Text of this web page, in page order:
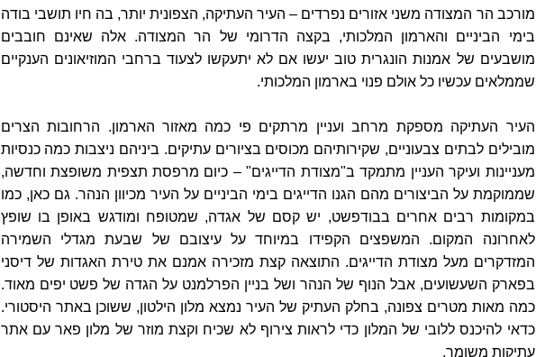
מורכב הר המצודה משני אזורים נפרדים – העיר העתיקה, הצפונית יותר, בה חיו תושבי בודה
בימי הביניים והארמון המלכותי, בקצה הדרומי של הר המצודה. אלה שאינם חובבים
מושבעים של אמנות הונגרית טוב יעשו אם לא יתעקשו לצעוד ברחבי המוזיאונים הענקיים
שממלאים עכשיו כל אולם פנוי בארמון המלכותי.
העיר העתיקה מספקת מרחב ועניין מרתקים פי כמה מאזור הארמון. הרחובות הצרים
מובילים לבתים צבעוניים, שקירותיהם מכוסים בציורים עתיקים. ביניהם ניצבות כמה כנסיות
מעניינות ועיקר העניין מתמקד ב"מצודת הדייגים" – כיום מרפסת תצפית משופצת וחדשה,
שממוקמת על הביצורים מהם הגנו הדייגים בימי הביניים על העיר מכיוון הנהר. גם כאן, כמו
במקומות רבים אחרים בבודפשט, יש קסם של אגדה, שמטופח ומודגש באופן בו שופץ
לאחרונה המקום. המשפצים הקפידו במיוחד על עיצובם של שבעת מגדלי השמירה
המזדקרים מעל מצודת הדייגים. התוצאה קצת מזכירה אמנם את טירת האגדות של דיסני
בפארק השעשועים, אבל הנוף של הנהר ושל בניין הפרלמנט על הגדה של פשט יפים מאוד.
כמה מאות מטרים צפונה, בחלק העתיק של העיר נמצא מלון הילטון, ששוכן באתר היסטורי.
כדאי להיכנס ללובי של המלון כדי לראות צירוף לא שכיח וקצת מוזר של מלון פאר עם אתר
עתיקות משומר.